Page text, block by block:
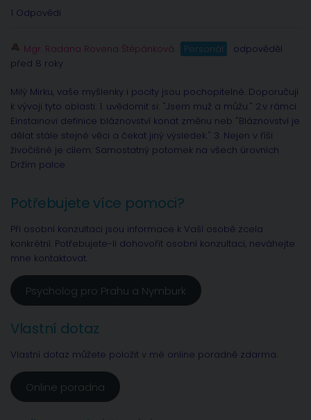
1 Odpovědi
Mgr. Radana Rovena Štěpánková Personál
odpověděl
před 8 roky
Milý Mirku, vaše myšlenky i pocity jsou pochopitelné. Doporučuji
k vývoji tyto oblasti: 1. uvědomit si: "Jsem muž a můžu." 2.v rámci
Einstainovi definice bláznovství konat změnu neb "Bláznovství je
dělat stále stejné věci a čekat jiný výsledek." 3. Nejen v říši
živočišné je cílem: Samostatný potomek na všech úrovních
Držím palce
Potřebujete více pomoci?
Při osobní konzultaci jsou informace k Vaší osobě zcela
konkrétní. Potřebujete-li dohovořit osobní konzultaci, neváhejte
mne kontaktovat.
Psycholog pro Prahu a Nymburk
Vlastní dotaz
Vlastní dotaz můžete položit v mé online poradně zdarma.
Online poradna